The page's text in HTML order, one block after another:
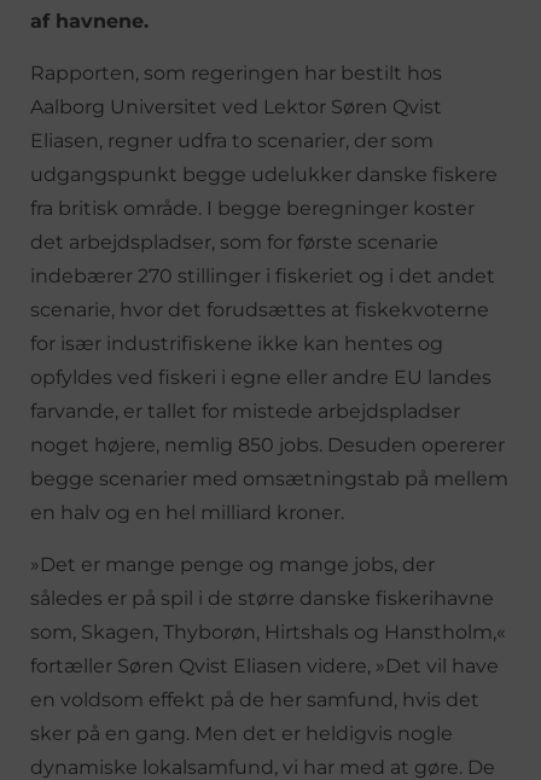
af havnene.
Rapporten, som regeringen har bestilt hos
Aalborg Universitet ved Lektor Søren Qvist
Eliasen, regner udfra to scenarier, der som
udgangspunkt begge udelukker danske fiskere
fra britisk område. I begge beregninger koster
det arbejdspladser, som for første scenarie
indebærer 270 stillinger i fiskeriet og i det andet
scenarie, hvor det forudsættes at fiskekvoterne
for især industrifiskene ikke kan hentes og
opfyldes ved fiskeri i egne eller andre EU landes
farvande, er tallet for mistede arbejdspladser
noget højere, nemlig 850 jobs. Desuden opererer
begge scenarier med omsætningstab på mellem
en halv og en hel milliard kroner.
»Det er mange penge og mange jobs, der
således er på spil i de større danske fiskerihavne
som, Skagen, Thyborøn, Hirtshals og Hanstholm,«
fortæller Søren Qvist Eliasen videre, »Det vil have
en voldsom effekt på de her samfund, hvis det
sker på en gang. Men det er heldigvis nogle
dynamiske lokalsamfund, vi har med at gøre. De